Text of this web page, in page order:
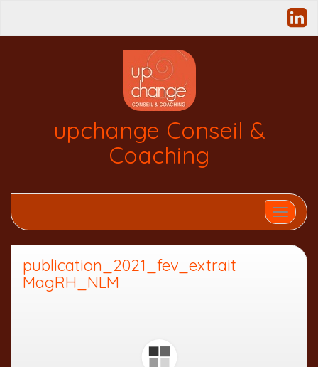
upchange Conseil &
Coaching
publication_2021_fev_extrait
MagRH_NLM